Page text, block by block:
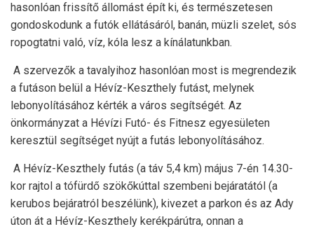
hasonlóan frissítő állomást épít ki, és természetesen
gondoskodunk a futók ellátásáról, banán, müzli szelet, sós
ropogtatni való, víz, kóla lesz a kínálatunkban.
A szervezők a tavalyihoz hasonlóan most is megrendezik
a futáson belül a Hévíz-Keszthely futást, melynek
lebonyolításához kérték a város segítségét. Az
önkormányzat a Hévízi Futó- és Fitnesz egyesületen
keresztül segítséget nyújt a futás lebonyolításához.
A Hévíz-Keszthely futás (a táv 5,4 km) május 7-én 14.30-
kor rajtol a tófürdő szökőkúttal szembeni bejáratától (a
kerubos bejáratról beszélünk), kivezet a parkon és az Ady
úton át a Hévíz-Keszthely kerékpárútra, onnan a